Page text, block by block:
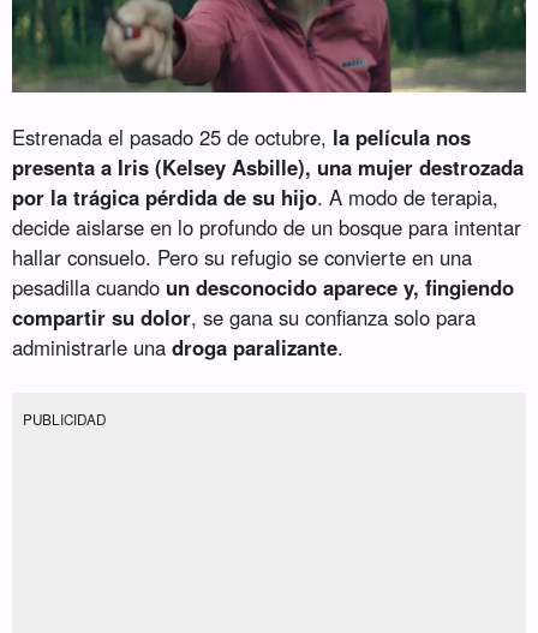
Estrenada el pasado 25 de octubre, la película nos
presenta a Iris (Kelsey Asbille), una mujer destrozada
por la trágica pérdida de su hijo. A modo de terapia,
decide aislarse en lo profundo de un bosque para intentar
hallar consuelo. Pero su refugio se convierte en una
pesadilla cuando un desconocido aparece y, fingiendo
compartir su dolor, se gana su confianza solo para
administrarle unadroga paralizante.
PUBLICIDAD